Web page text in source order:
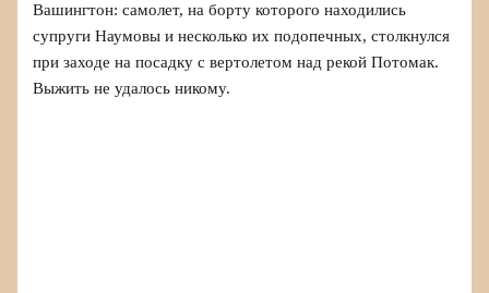
Вашингтон: самолет, на борту которого находились
супруги Наумовы и несколько их подопечных, столкнулся
при заходе на посадку с вертолетом над рекой Потомак.
Выжить не удалось никому.